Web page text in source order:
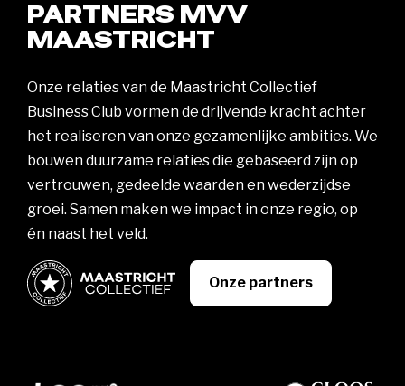
PARTNERS MVV
MAASTRICHT
Onze relaties van de Maastricht Collectief
Business Club vormen de drijvende kracht achter
het realiseren van onze gezamenlijke ambities. We
bouwen duurzame relaties die gebaseerd zijn op
vertrouwen, gedeelde waarden en wederzijdse
groei. Samen maken we impact in onze regio, op
én naast het veld.
Onze partners